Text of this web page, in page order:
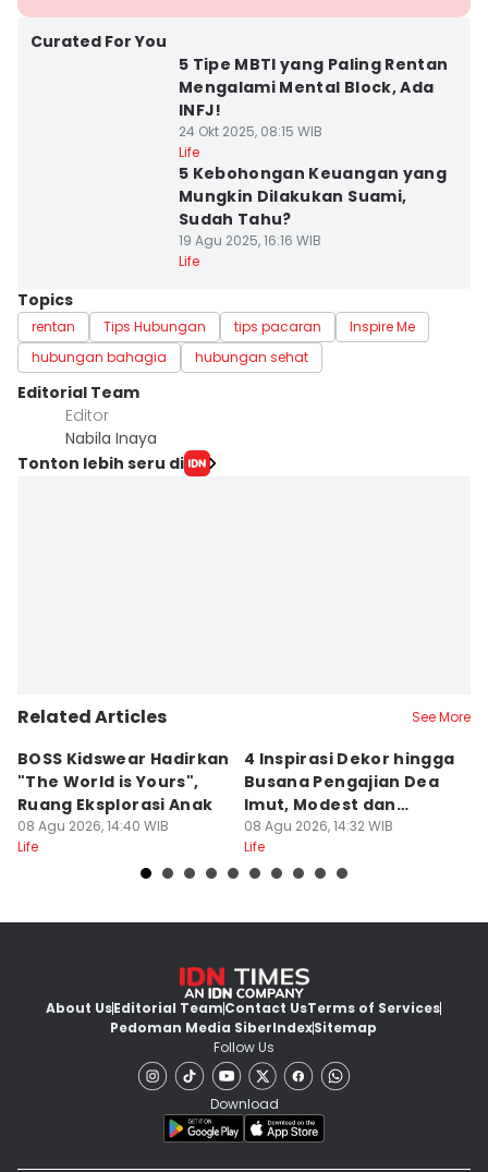
Curated For You
5 Tipe MBTI yang Paling Rentan
Mengalami Mental Block, Ada
INFJ!
24 Okt 2025, 08:15 WIB
Life
5 Kebohongan Keuangan yang
Mungkin Dilakukan Suami,
Sudah Tahu?
19 Agu 2025, 16:16 WIB
Life
Topics
rentan Tips Hubungan tips pacaran
Inspire Me
hubungan bahagia
hubungan sehat
Editorial Team
Editor
Nabila Inaya
Tonton lebih seru di
Related Articles See More
BOSS Kidswear Hadirkan
"The World is Yours",
Ruang Eksplorasi Anak
08 Agu 2026, 14:40 WIB
Life
4 Inspirasi Dekor hingga
Busana Pengajian Dea
Imut, Modest dan
Anggun!
08 Agu 2026, 14:32 WIB
Life
About UsEditorial TeamContact UsTerms of Services
Pedoman Media SiberIndexSitemap
Follow Us
Download